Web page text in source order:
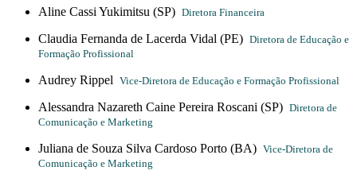
Aline Cassi Yukimitsu (SP) Diretora Financeira
Claudia Fernanda de Lacerda Vidal (PE) Diretora de Educação e
Formação Profissional
Audrey Rippel Vice-Diretora de Educação e Formação Profissional
Alessandra Nazareth Caine Pereira Roscani (SP) Diretora de
Comunicação e Marketing
Juliana de Souza Silva Cardoso Porto (BA) Vice-Diretora de
Comunicação e Marketing